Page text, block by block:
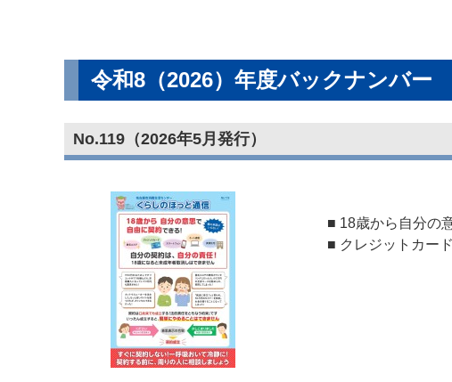
令和8（2026）年度バックナンバー
No.119（2026年5月発行）
■ 18歳から自分の
■ クレジットカー